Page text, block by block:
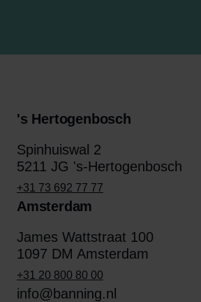
's Hertogenbosch
Spinhuiswal 2
5211 JG 's-Hertogenbosch
+31 73 692 77 77
Amsterdam
James Wattstraat 100
1097 DM Amsterdam
+31 20 800 80 00
info@banning.nl